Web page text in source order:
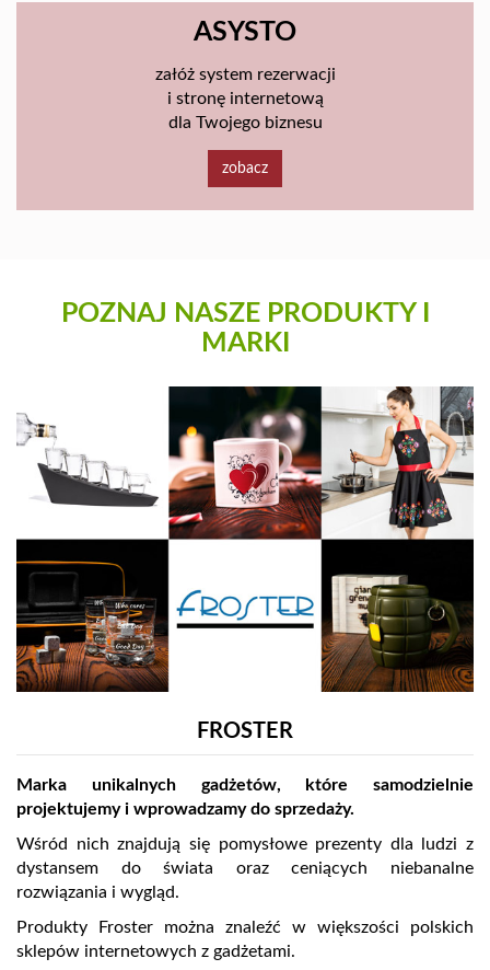
ASYSTO
załóż system rezerwacji
i stronę internetową
dla Twojego biznesu
zobacz
POZNAJ NASZE PRODUKTY I
MARKI
FROSTER
Marka unikalnych gadżetów, które samodzielnie
projektujemy i wprowadzamy do sprzedaży.
Wśród nich znajdują się pomysłowe prezenty dla ludzi z
dystansem do świata oraz ceniących niebanalne
rozwiązania i wygląd.
Produkty Froster można znaleźć w większości polskich
sklepów internetowych z gadżetami.